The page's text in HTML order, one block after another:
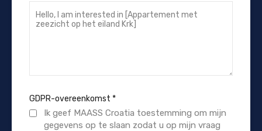
GDPR-overeenkomst *
Ik geef MAASS Croatia toestemming om mijn
gegevens op te slaan zodat u op mijn vraag